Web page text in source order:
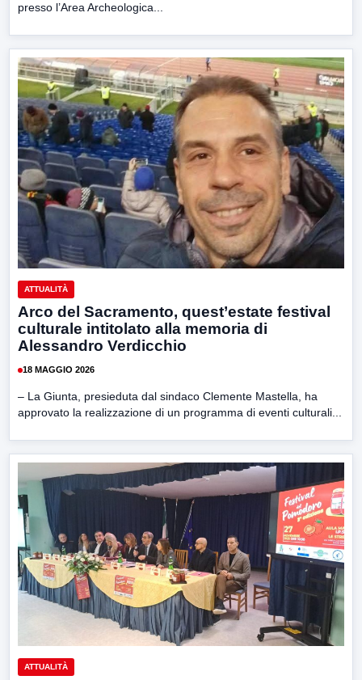
presso l’Area Archeologica...
ATTUALITÀ
Arco del Sacramento, quest’estate festival
culturale intitolato alla memoria di
Alessandro Verdicchio
18 MAGGIO 2026
– La Giunta, presieduta dal sindaco Clemente Mastella, ha
approvato la realizzazione di un programma di eventi culturali...
ATTUALITÀ